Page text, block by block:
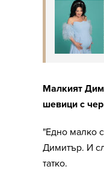
Малкият
шевици с
"Едно малко
Димитър. И
татко.